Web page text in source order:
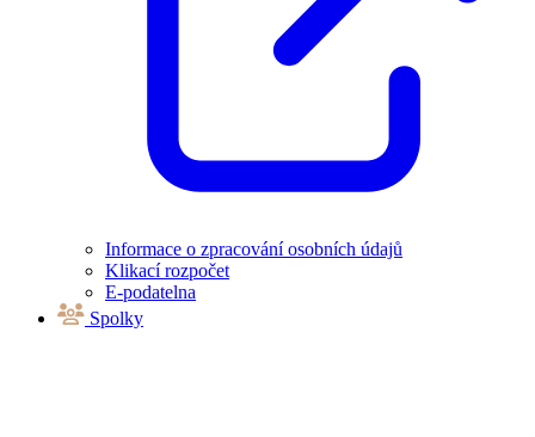
Informace o zpracování osobních údajů
Klikací rozpočet
E-podatelna
Spolky